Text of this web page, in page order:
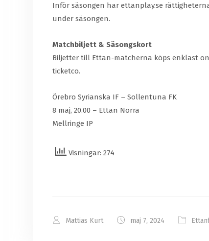
Inför säsongen har ettanplay.se
under säsongen.
Matchbiljett & Säsongskort
Biljetter till Ettan-matcherna köps enklast
ticketco.
Örebro Syrianska IF – Sollentuna FK
8 maj, 20.00 – Ettan Norra
Mellringe IP
Visningar: 274
Mattias Kurt maj 7, 2024